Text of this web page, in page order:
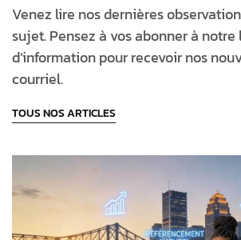
Venez lire nos dernières
sujet. Pensez à vos abonner à
d’information pour recevoir nos
courriel.
TOUS NOS ARTICLES